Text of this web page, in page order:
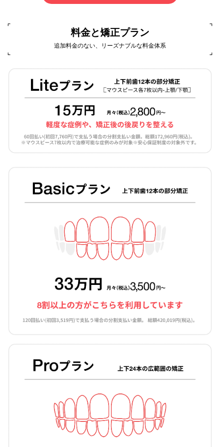
料金と矯正プラン
追加料金のない、リーズナブルな料金体系